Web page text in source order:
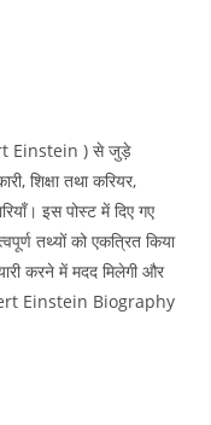
Einstein ) से जुड़े
शिक्षा तथा करियर,
इस पोस्ट में दिए गए
तथ्यों को एकत्रित किया
करने में मदद मिलेगी और
Einstein Biography